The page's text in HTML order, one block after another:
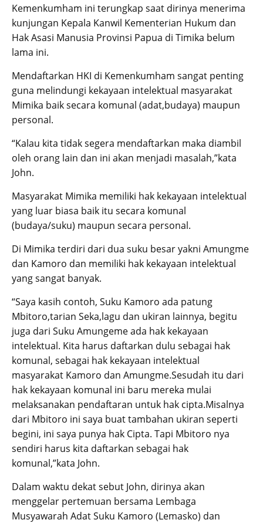
Kemenkumham ini terungkap saat dirinya menerima
kunjungan Kepala Kanwil Kementerian Hukum dan
Hak Asasi Manusia Provinsi Papua di Timika belum
lama ini.
Mendaftarkan HKI di Kemenkumham sangat penting
guna melindungi kekayaan intelektual masyarakat
Mimika baik secara komunal (adat,budaya) maupun
personal.
“Kalau kita tidak segera mendaftarkan maka diambil
oleh orang lain dan ini akan menjadi masalah,”kata
John.
Masyarakat Mimika memiliki hak kekayaan intelektual
yang luar biasa baik itu secara komunal
(budaya/suku) maupun secara personal.
Di Mimika terdiri dari dua suku besar yakni Amungme
dan Kamoro dan memiliki hak kekayaan intelektual
yang sangat banyak.
“Saya kasih contoh, Suku Kamoro ada patung
Mbitoro,tarian Seka,lagu dan ukiran lainnya, begitu
juga dari Suku Amungeme ada hak kekayaan
intelektual. Kita harus daftarkan dulu sebagai hak
komunal, sebagai hak kekayaan intelektual
masyarakat Kamoro dan Amungme.Sesudah itu dari
hak kekayaan komunal ini baru mereka mulai
melaksanakan pendaftaran untuk hak cipta.Misalnya
dari Mbitoro ini saya buat tambahan ukiran seperti
begini, ini saya punya hak Cipta. Tapi Mbitoro nya
sendiri harus kita daftarkan sebagai hak
komunal,”kata John.
Dalam waktu dekat sebut John, dirinya akan
menggelar pertemuan bersama Lembaga
Musyawarah Adat Suku Kamoro (Lemasko) dan